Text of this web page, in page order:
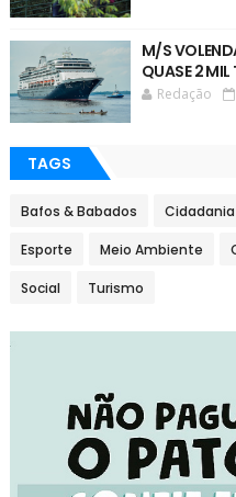
M/S
QUASE 2 MIL
Redação
TAGS
Bafos & Babados Cidadania
Esporte Meio Ambiente
Social Turismo